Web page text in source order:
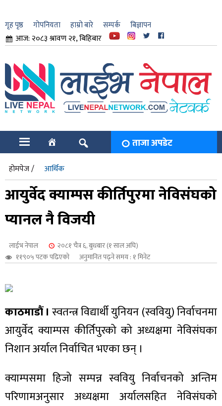
गृह पृष्ठ गोपनियता हाम्रो बारे सम्पर्क बिज्ञापन
आज: २०८३ श्रावण २१, बिहिबार
ताजा अपडेट
होमपेज / आर्थिक
आयुर्वेद क्याम्पस कीर्तिपुरमा नेविसंघको
प्यानल नै विजयी
लाईभ नेपाल
२०८१ चैत्र ६, बुधबार (१ साल अघि)
११९०५ पटक पढिएको
अनुमानित पढ्ने समय : १ मिनेट
काठमाडौं । स्वतन्त्र विद्यार्थी युनियन (स्ववियु) निर्वाचनमा
आयुर्वेद क्याम्पस कीर्तिपुरको को अध्यक्षमा नेविसंघका
निशान अर्याल निर्वाचित भएका छन् ।
क्याम्पसमा हिजो सम्पन्न स्ववियु निर्वाचनको अन्तिम
परिणामअनुसार अध्यक्षमा अर्यालसहित नेविसंघको